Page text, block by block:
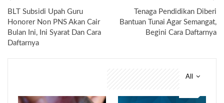
BLT Subsidi Upah Guru
Honorer Non PNS Akan Cair
Bulan Ini, Ini Syarat Dan Cara
Daftarnya
Tenaga Pendidikan Diberi
Bantuan Tunai Agar Semangat,
Begini Cara Daftarnya
All